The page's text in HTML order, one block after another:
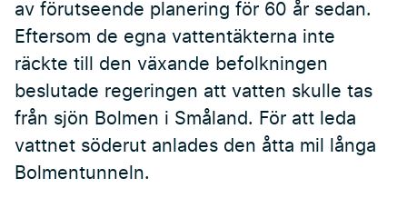
av förutseende planering för 60 år sedan.
Eftersom de egna vattentäkterna inte
räckte till den växande befolkningen
beslutade regeringen att vatten skulle tas
från sjön Bolmen i Småland. För att leda
vattnet söderut anlades den åtta mil långa
Bolmentunneln.